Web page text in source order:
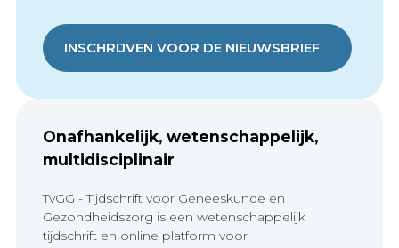
INSCHRIJVEN VOOR DE NIEUWSBRIEF
Onafhankelijk, wetenschappelijk,
multidisciplinair
TvGG - Tijdschrift voor Geneeskunde en
Gezondheidszorg is een wetenschappelijk
tijdschrift en online platform voor